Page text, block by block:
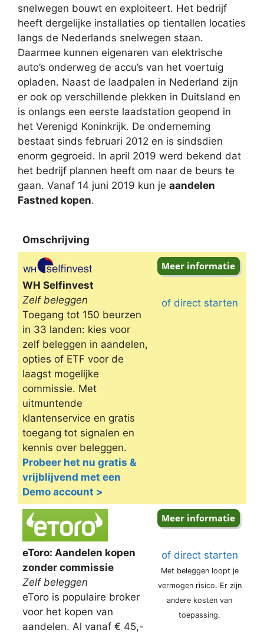
snelwegen bouwt en exploiteert. Het bedrijf
heeft dergelijke installaties op tientallen locaties
langs de Nederlands snelwegen staan.
Daarmee kunnen eigenaren van elektrische
auto’s onderweg de accu’s van het voertuig
opladen. Naast de laadpalen in Nederland zijn
er ook op verschillende plekken in Duitsland en
is onlangs een eerste laadstation geopend in
het Verenigd Koninkrijk. De onderneming
bestaat sinds februari 2012 en is sindsdien
enorm gegroeid. In april 2019 werd bekend dat
het bedrijf plannen heeft om naar de beurs te
gaan. Vanaf 14 juni 2019 kun je aandelen
Fastned kopen.
Omschrijving
Omschrijving
WH Selfinvest
Zelf beleggen
Toegang tot 150 beurzen
in 33 landen: kies voor
zelf beleggen in aandelen,
opties of ETF voor de
laagst mogelijke
commissie. Met
uitmuntende
klantenservice en gratis
toegang tot signalen en
kennis over beleggen.
Probeer het nu gratis &
vrijblijvend met een
Demo account >
of direct starten
eToro: Aandelen kopen
zonder commissie
Zelf beleggen
eToro is populaire broker
voor het kopen van
aandelen. Al vanaf € 45,-
of direct starten
Met beleggen loopt je
vermogen risico. Er zijn
andere kosten van
toepassing.